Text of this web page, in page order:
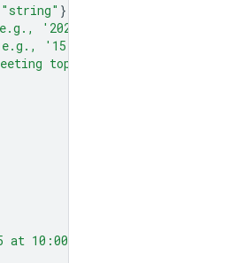
"string" }},
'2024-07-29')"
'15:00')"
topic."
10:00 AM about Q3 planning."